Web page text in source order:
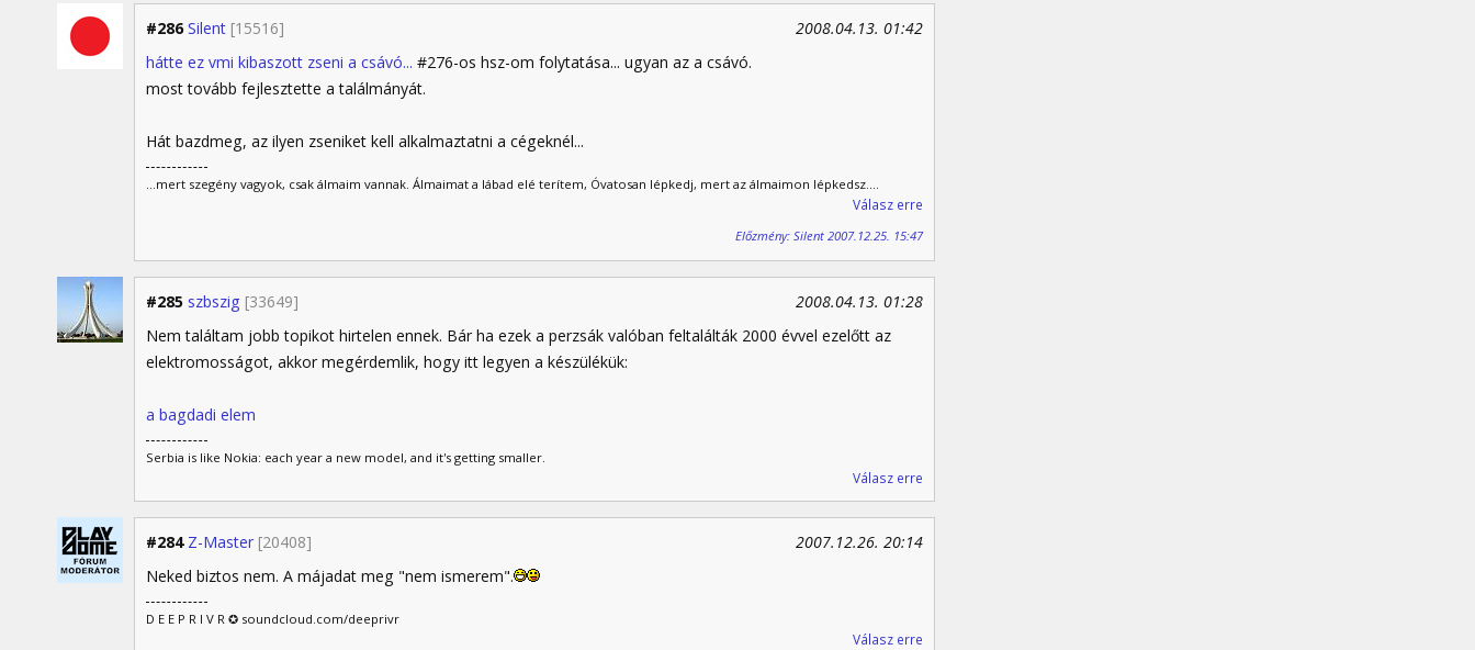
#286 Silent [15516]
2008.04.13. 01:42
hátte ez vmi kibaszott zseni a csávó... #276-os hsz-om folytatása... ugyan az a csávó.
most tovább fejlesztette a találmányát.
Hát bazdmeg, az ilyen zseniket kell alkalmaztatni a cégeknél...
...mert szegény vagyok, csak álmaim vannak. Álmaimat a lábad elé terítem, Óvatosan lépkedj, mert az álmaimon lépkedsz....
Válasz erre
Előzmény: Silent 2007.12.25. 15:47
#285 szbszig [33649]
2008.04.13. 01:28
Nem találtam jobb topikot hirtelen ennek. Bár ha ezek a perzsák valóban feltalálták 2000 évvel ezelőtt az
elektromosságot, akkor megérdemlik, hogy itt legyen a készülékük:
a bagdadi elem
Serbia is like Nokia: each year a new model, and it's getting smaller.
Válasz erre
#284 Z-Master [20408]
2007.12.26. 20:14
Neked biztos nem. A májadat meg "nem ismerem".
D E E P R I V R ✪ soundcloud.com/deeprivr
Válasz erre